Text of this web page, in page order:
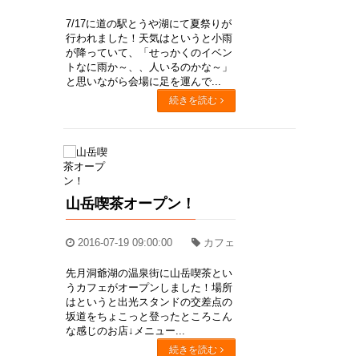
7/17に道の駅とうや湖にて夏祭りが
行われました！天気はというと小雨
が降っていて、「せっかくのイベン
トなに雨か～、、人いるのかな～」
と思いながら会場に足を運んで...
続きを読む
山岳喫茶オープン！
2016-07-19 09:00:00 カフェ
先月洞爺湖の温泉街に山岳喫茶とい
うカフェがオープンしました！場所
はというと出光スタンドの交差点の
坂道をちょこっと登ったところこん
な感じのお店↓メニュー...
続きを読む